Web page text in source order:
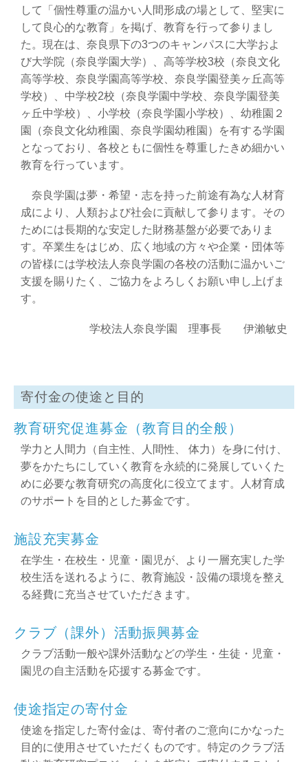
して「個性尊重の温かい人間形成の場として、堅実に
して良心的な教育」を掲げ、教育を行って参りまし
た。現在は、奈良県下の3つのキャンパスに大学およ
び大学院（奈良学園大学）、高等学校3校（奈良文化
高等学校、奈良学園高等学校、奈良学園登美ヶ丘高等
学校）、中学校2校（奈良学園中学校、奈良学園登美
ヶ丘中学校）、小学校（奈良学園小学校）、幼稚園２
園（奈良文化幼稚園、奈良学園幼稚園）を有する学園
となっており、各校ともに個性を尊重したきめ細かい
教育を行っています。
奈良学園は夢・希望・志を持った前途有為な人材育
成により、人類および社会に貢献して参ります。その
ためには長期的な安定した財務基盤が必要でありま
す。卒業生をはじめ、広く地域の方々や企業・団体等
の皆様には学校法人奈良学園の各校の活動に温かいご
支援を賜りたく、ご協力をよろしくお願い申し上げま
す。
学校法人奈良学園 理事長 伊瀨敏史
寄付金の使途と目的
教育研究促進募金（教育目的全般）
学力と人間力（自主性、人間性、 体力）を身に付け、
夢をかたちにしていく教育を永続的に発展していくた
めに必要な教育研究の高度化に役立てます。人材育成
のサポートを目的とした募金です。
施設充実募金
在学生・在校生・児童・園児が、より一層充実した学
校生活を送れるように、教育施設・設備の環境を整え
る経費に充当させていただきます。
クラブ（課外）活動振興募金
クラブ活動一般や課外活動などの学生・生徒・児童・
園児の自主活動を応援する募金です。
使途指定の寄付金
使途を指定した寄付金は、寄付者のご意向にかなった
目的に使用させていただくものです。特定のクラブ活